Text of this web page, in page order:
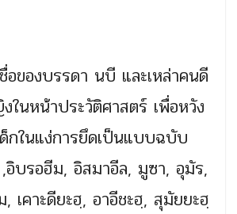
อของบรรดา นบี และเหล่าคนดี
ในหน้าประวัติศาสตร์ เพื่อหวัง
กในแง่การยึดเป็นแบบฉบับ
บรอฮีม, อิสมาอีล, มูซา, อุมัร,
เคาะดียะฮฺ, อาอีชะฮฺ, สุมัยยะฮฺ